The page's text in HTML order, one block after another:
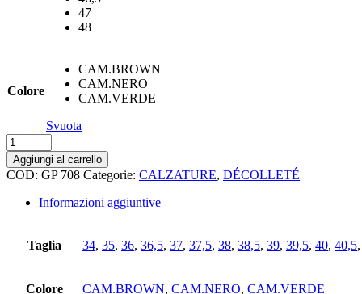
47
48
Colore
CAM.BROWN
CAM.NERO
CAM.VERDE
Svuota
DecollÈttÈ
gold&gold
quantità
Aggiungi al carrello
COD: GP 708 Categorie: CALZATURE, DÉCOLLETÉ
Informazioni aggiuntive
Taglia 34, 35, 36, 36,5, 37, 37,5, 38, 38,5, 39, 39,5, 40, 40,5,
Colore CAM.BROWN, CAM.NERO, CAM.VERDE